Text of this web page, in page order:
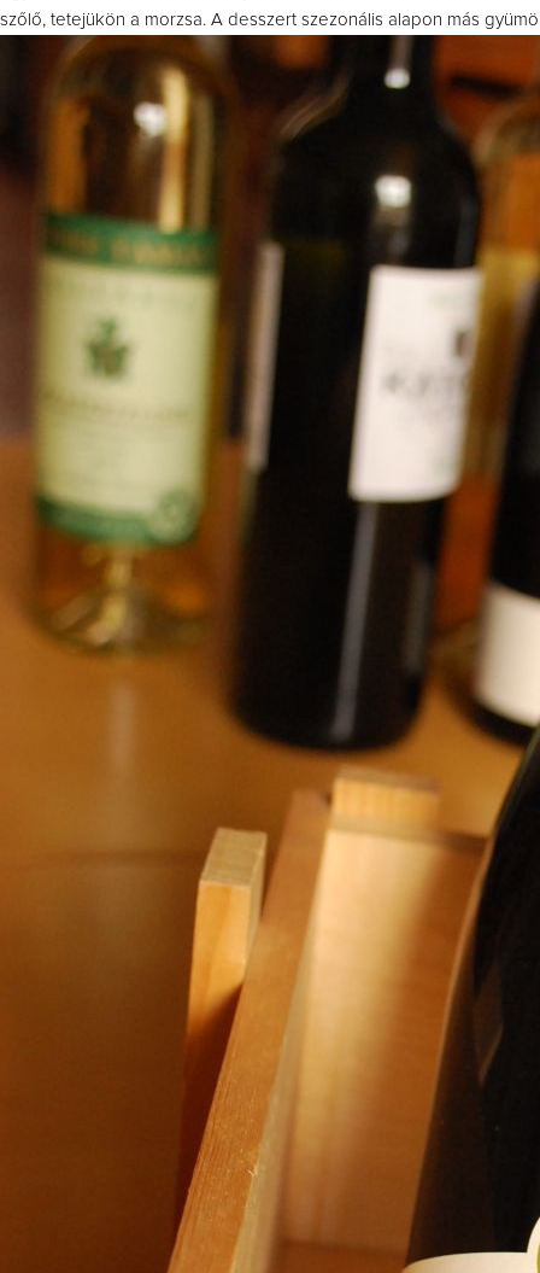
szőlő, tetejükön a morzsa. A desszert szezonális alapon más